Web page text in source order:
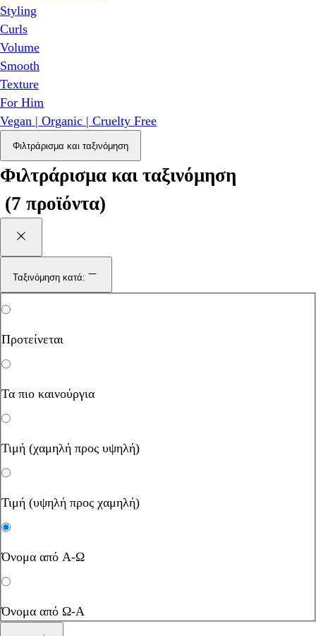
Styling
Curls
Volume
Smooth
Texture
For Him
Vegan | Organic | Cruelty Free
Φιλτράρισμα και ταξινόμηση
Φιλτράρισμα και ταξινόμηση
(7 προϊόντα)
Ταξινόμηση κατά:
Προτείνεται
Τα πιο καινούργια
Τιμή (χαμηλή προς υψηλή)
Τιμή (υψηλή προς χαμηλή)
Όνομα από Α-Ω
Όνομα από Ω-Α